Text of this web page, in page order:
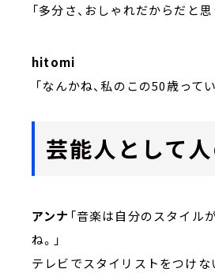
「多分さ、おしゃれだからだと思
hitomi
「なんかね、私のこの50歳って
芸能人として
アンナ 「音楽は自分のスタイル
ね。」
テレビでスタイリストをつけな